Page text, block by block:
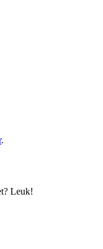
.
Leuk!